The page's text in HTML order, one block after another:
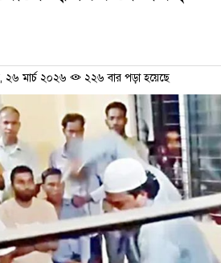
মার্চ ২০২৬ ২২৬ বার পড়া হয়েছে